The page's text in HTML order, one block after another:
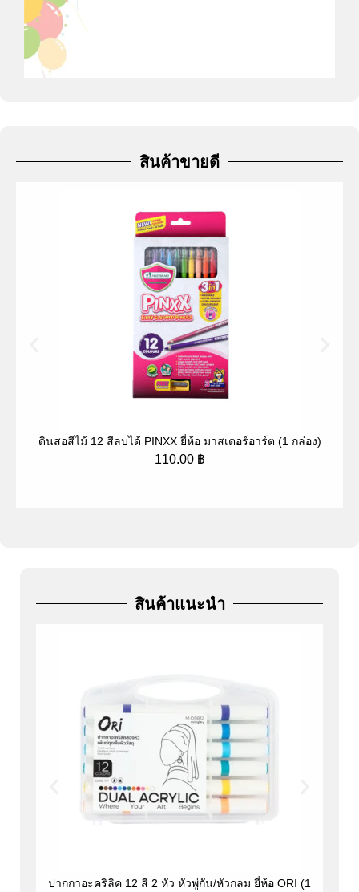
สินค้าขายดี
ดินสอสีไม้ 12 สีลบได้ PINXX ยี่ห้อ มาสเตอร์อาร์ต (1 กล่อง)
110.00 ฿
สินค้าแนะนำ
ปากกาอะคริลิค 12 สี 2 หัว หัวพู่กัน/หัวกลม ยี่ห้อ ORI (1